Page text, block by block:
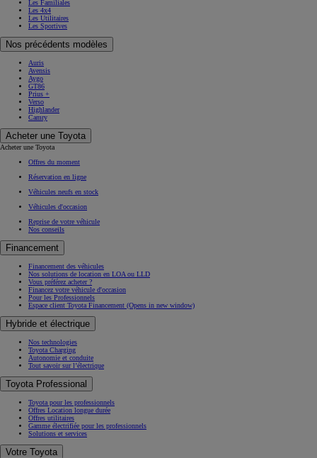
Les Familiales
Les 4x4
Les Utilitaires
Les Sportives
Nos précédents modèles
Auris
Avensis
Aygo
GT86
Prius +
Verso
Highlander
Camry
Acheter une Toyota
Acheter une Toyota
Offres du moment
Réservation en ligne
Véhicules neufs en stock
Véhicules d'occasion
Reprise de votre véhicule
Nos conseils
Financement
Financement des véhicules
Nos solutions de location en LOA ou LLD
Vous préférez acheter ?
Financez votre véhicule d'occasion
Pour les Professionnels
Espace client Toyota Financement (Opens in new window)
Hybride et électrique
Nos technologies
Toyota Charging
Autonomie et conduite
Tout savoir sur l’électrique
Toyota Professional
Toyota pour les professionnels
Offres Location longue durée
Offres utilitaires
Gamme électrifiée pour les professionnels
Solutions et services
Votre Toyota